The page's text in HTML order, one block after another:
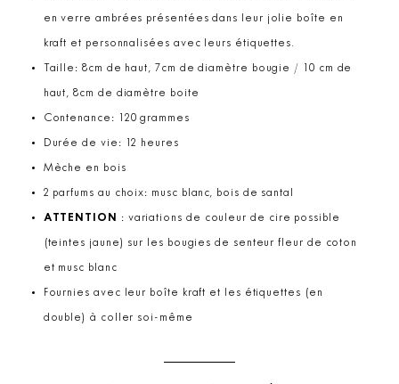
en verre ambrées présentées dans leur jolie boîte en
kraft et personnalisées avec leurs étiquettes.
Taille: 8cm de haut, 7cm de diamètre bougie / 10 cm de
haut, 8cm de diamètre boite
Contenance: 120 grammes
Durée de vie: 12 heures
Mèche en bois
2 parfums au choix: musc blanc, bois de santal
ATTENTION : variations de couleur de cire possible
(teintes jaune) sur les bougies de senteur fleur de coton
et musc blanc
Fournies avec leur boîte kraft et les étiquettes (en
double) à coller soi-même